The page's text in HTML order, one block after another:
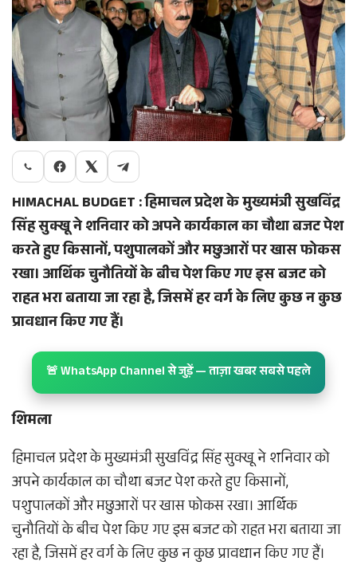
HIMACHAL BUDGET : हिमाचल प्रदेश के मुख्यमंत्री सुखविंद्र
सिंह सुक्खू ने शनिवार को अपने कार्यकाल का चौथा बजट पेश
करते हुए किसानों, पशुपालकों और मछुआरों पर खास फोकस
रखा। आर्थिक चुनौतियों के बीच पेश किए गए इस बजट को
राहत भरा बताया जा रहा है, जिसमें हर वर्ग के लिए कुछ न कुछ
प्रावधान किए गए हैं।
🚨 WhatsApp Channel से जुड़ें — ताज़ा खबर सबसे पहले
शिमला
हिमाचल प्रदेश के मुख्यमंत्री सुखविंद्र सिंह सुक्खू ने शनिवार को
अपने कार्यकाल का चौथा बजट पेश करते हुए किसानों,
पशुपालकों और मछुआरों पर खास फोकस रखा। आर्थिक
चुनौतियों के बीच पेश किए गए इस बजट को राहत भरा बताया जा
रहा है, जिसमें हर वर्ग के लिए कुछ न कुछ प्रावधान किए गए हैं।